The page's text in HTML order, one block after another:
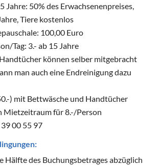
Jahre: 50% des Erwachsenenpreises,
Tiere kostenlos
100,00 Euro
Tag: 3.- ab 15 Jahre
können selber mitgebracht
man auch eine Endreinigung dazu
) mit Bettwäsche und Handtücher
Mietzeitraum für 8.-/Person
00 55 97
Hälfte des Buchungsbetrages abzüglich